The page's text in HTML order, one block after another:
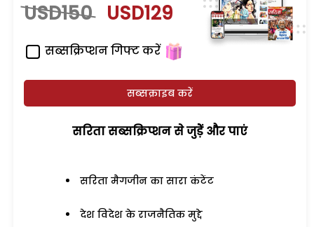
USD150 USD129
सब्सक्रिप्शन गिफ्ट करें
सब्सक्राइब करें
सरिता सब्सक्रिप्शन से जुड़ेें और पाएं
सरिता मैगजीन का सारा कंटेंट
देश विदेश के राजनैतिक मुद्दे